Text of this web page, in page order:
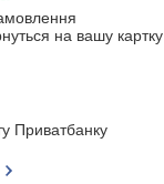
на вашу картку
Приватбанку